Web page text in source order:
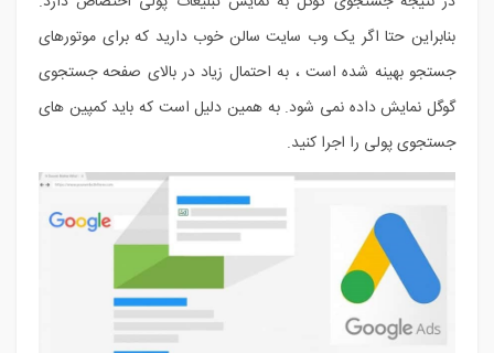
بنابراین حتا اگر یک وب سایت سالن خوب دارید که برای موتورهای
جستجو بهینه شده است ، به احتمال زیاد در بالای صفحه جستجوی
گوگل نمایش داده نمی شود. به همین دلیل است که باید کمپین های
جستجوی پولی را اجرا کنید.